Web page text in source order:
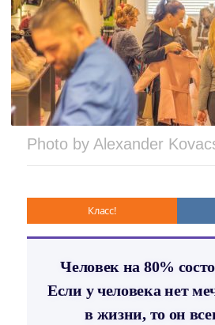
Photo by Alexander
Класс!
Человек на 80%
Если у человека нет
в жизни, то он